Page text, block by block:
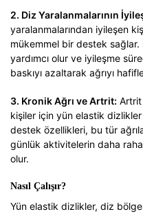
2. Diz Yaralanmalarının
yaralanmalarından iyileşen
mükemmel bir destek
yardımcı olur ve iyileşme
baskıyı azaltarak ağrıyı
3. Kronik Ağrı ve Artrit: Artrit
kişiler için yün elastik dizlikler
destek özellikleri, bu tür
günlük aktivitelerin daha
olur.
Nasıl Çalışır?
Yün elastik dizlikler, diz